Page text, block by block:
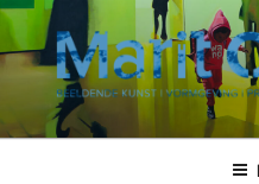
Ga
naar
de